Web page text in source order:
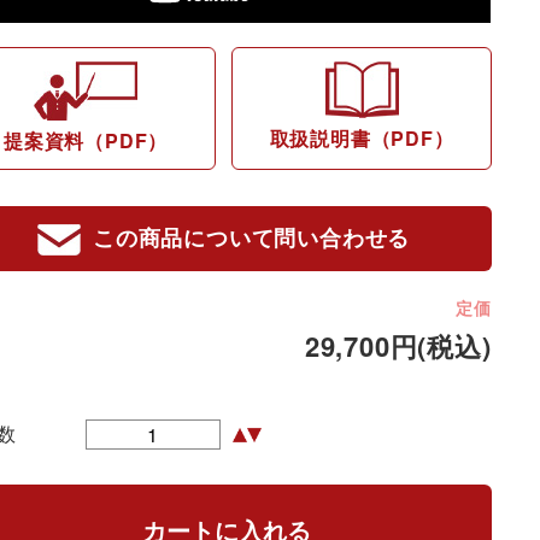
提案資料（PDF） 取扱説明書（PDF）
この商品について問い合わせる
定価
29,700円(税込)